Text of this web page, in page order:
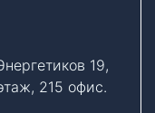
19,
215 офис.